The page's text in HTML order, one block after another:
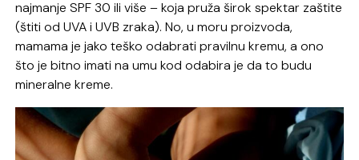
najmanje SPF 30 ili više – koja pruža širok spektar zaštite
(štiti od UVA i UVB zraka). No, u moru proizvoda,
mamama je jako teško odabrati pravilnu kremu, a ono
što je bitno imati na umu kod odabira je da to budu
mineralne kreme.